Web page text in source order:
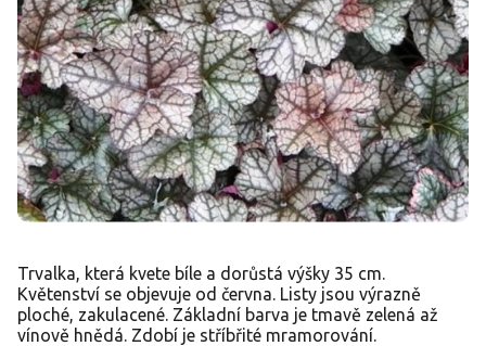
Trvalka, která kvete bíle a dorůstá výšky 35 cm.
Květenství se objevuje od června. Listy jsou výrazně
ploché, zakulacené. Základní barva je tmavě zelená až
vínově hnědá. Zdobí je stříbřité mramorování.